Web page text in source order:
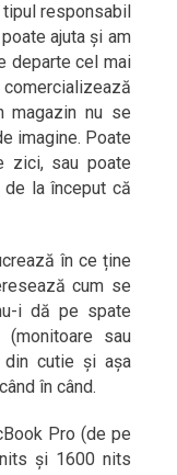
tipul responsabil
ajuta și am
departe cel mai
magazin nu se
imagine. Poate
zici, sau poate
la început că
în ce ține
cum se
i dă pe spate
sau
cutie și așa
în când.
Pro (de pe
și 1600 nits